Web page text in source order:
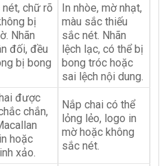
chữ rõ
bị
Nhãn
đối, đều
bị bong
In nhòe, mờ nhạt,
màu sắc thiếu
sắc nét. Nhãn
lệch lạc, có thể bị
bong tróc hoặc
sai lệch nội dung.
được
chắn,
hoặc
xảo.
Nắp chai có thể
lỏng lẻo, logo in
mờ hoặc không
sắc nét.